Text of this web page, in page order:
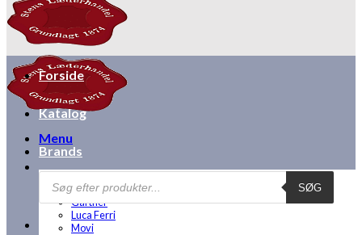
Menu
Products
search
SØG
Forside
Katalog
Brands
Bjørns
Disney
Gärtner
Luca Ferri
Movi